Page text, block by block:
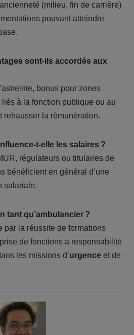
(milieu, fin de carrière)
pouvant atteindre
sont-ils accordés aux
bonus pour zones
à la fonction publique ou au
rehausser la rémunération.
t-elle les salaires ?
régulateurs ou titulaires de
bénéficient en général d’une
salariale.
tant qu’ambulancier ?
par la réussite de formations
de fonctions à responsabilité
les missions d’urgence et de